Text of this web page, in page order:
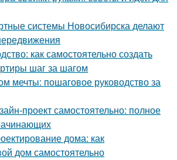
системы Новосибирска делают
как самостоятельно создать
шаг за шагом
мечты: пошаговое руководство за
проект самостоятельно: полное
дома: как
дом самостоятельно